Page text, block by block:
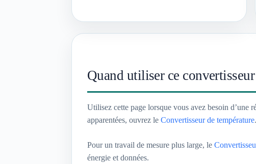
Quand utiliser ce
Utilisez cette page lorsque vous avez besoin d’une
apparentées, ouvrez le Convertisseur de température.
Pour un travail de mesure plus large, le
énergie et données.